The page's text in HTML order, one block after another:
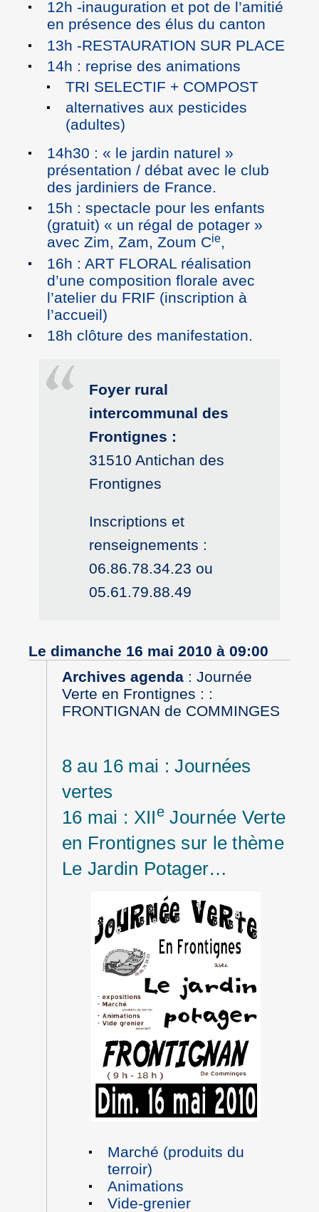
12h -inauguration et pot de l’amitié
en présence des élus du canton
13h -RESTAURATION SUR PLACE
14h : reprise des animations
TRI SELECTIF + COMPOST
alternatives aux pesticides
(adultes)
14h30 : « le jardin naturel »
présentation / débat avec le club
des jardiniers de France.
15h : spectacle pour les enfants
(gratuit) « un régal de potager »
avec Zim, Zam, Zoum Cie,
16h : ART FLORAL réalisation
d’une composition florale avec
l’atelier du FRIF (inscription à
l’accueil)
18h clôture des manifestation.
Foyer rural
intercommunal des
Frontignes :
31510 Antichan des
Frontignes
Inscriptions et
renseignements :
06.86.78.34.23 ou
05.61.79.88.49
Le dimanche 16 mai 2010 à 09:00
Archives agenda: Journée
Verte en Frontignes : :
FRONTIGNAN de COMMINGES
8 au 16 mai : Journées
vertes
16 mai : XIIeJournée Verte
en Frontignes sur le thème
Le Jardin Potager…
Marché (produits du
terroir)
Animations
Vide-grenier